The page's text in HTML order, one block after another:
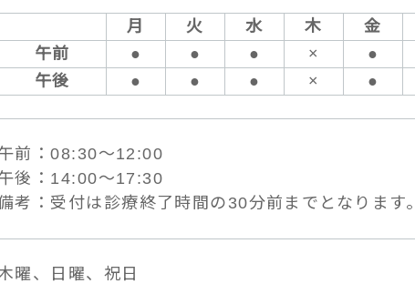
月 火 水 木 金
午前
● ● ● × ●
午後
● ● ● × ●
前：08:30〜12:00
後：14:00〜17:30
考：受付は診療終了時間の30分前までとなります。
曜、日曜、祝日